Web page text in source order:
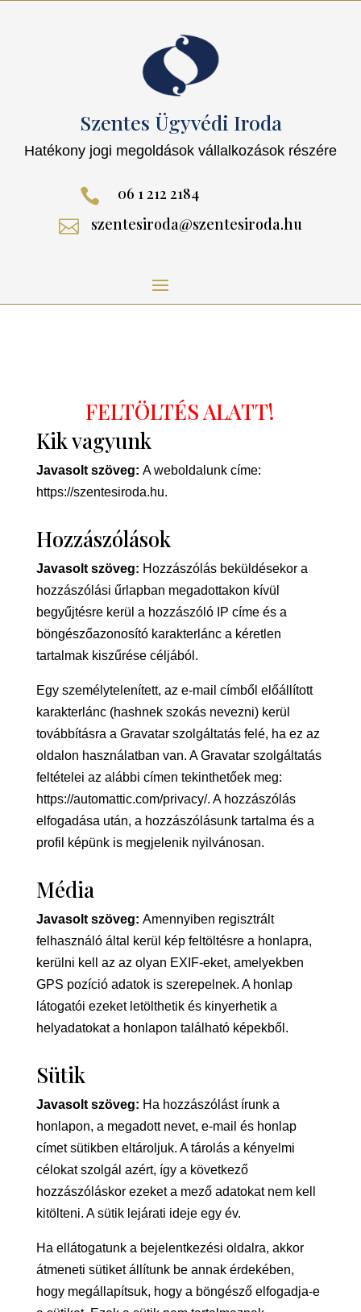
Szentes Ügyvédi Iroda
Hatékony jogi megoldások vállalkozások részére
 06 1 212 2184
 szentesiroda@szentesiroda.hu
FELTÖLTÉS ALATT!
Kik vagyunk
Javasolt szöveg: A weboldalunk címe:
https://szentesiroda.hu.
Hozzászólások
Javasolt szöveg: Hozzászólás beküldésekor a
hozzászólási űrlapban megadottakon kívül
begyűjtésre kerül a hozzászóló IP címe és a
böngészőazonosító karakterlánc a kéretlen
tartalmak kiszűrése céljából.
Egy személytelenített, az e-mail címből előállított
karakterlánc (hashnek szokás nevezni) kerül
továbbításra a Gravatar szolgáltatás felé, ha ez az
oldalon használatban van. A Gravatar szolgáltatás
feltételei az alábbi címen tekinthetőek meg:
https://automattic.com/privacy/. A hozzászólás
elfogadása után, a hozzászólásunk tartalma és a
profil képünk is megjelenik nyilvánosan.
Média
Javasolt szöveg: Amennyiben regisztrált
felhasználó által kerül kép feltöltésre a honlapra,
kerülni kell az az olyan EXIF-eket, amelyekben
GPS pozíció adatok is szerepelnek. A honlap
látogatói ezeket letölthetik és kinyerhetik a
helyadatokat a honlapon található képekből.
Sütik
Javasolt szöveg: Ha hozzászólást írunk a
honlapon, a megadott nevet, e-mail és honlap
címet sütikben eltároljuk. A tárolás a kényelmi
célokat szolgál azért, így a következő
hozzászóláskor ezeket a mező adatokat nem kell
kitölteni. A sütik lejárati ideje egy év.
Ha ellátogatunk a bejelentkezési oldalra, akkor
átmeneti sütiket állítunk be annak érdekében,
hogy megállapítsuk, hogy a böngésző elfogadja-e